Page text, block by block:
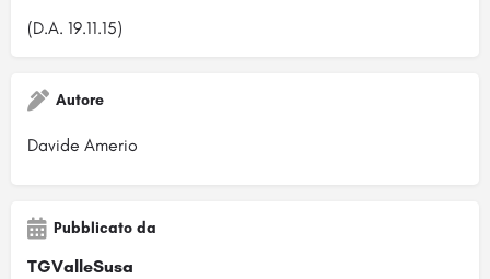
(D.A. 19.11.15)
Autore
Davide Amerio
Pubblicato da
TGValleSusa